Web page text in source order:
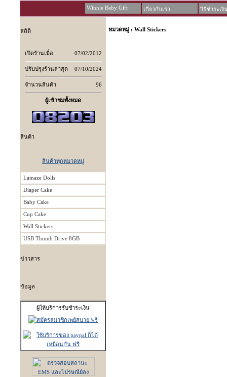
Winnie Baby Gift เกี่ยวกับเรา วิธีชำระเงิ
สถิติ
เปิดร้านเมื่อ 07/02/2012
ปรับปรุงร้านล่าสุด 07/10/2024
จำนวนสินค้า 96
ผู้เข้าชมทั้งหมด
สินค้า
สินค้าทุกหมวดหมู่
Lamaze Dolls
Diaper Cake
Baby Cake
Cup Cake
Wall Stickers
USB Thumb Drive 8GB
ข่าวสาร
ข้อมูล
ผู้ให้บริการรับชำระเงิน
หมวดหมู่ : Wall Stickers